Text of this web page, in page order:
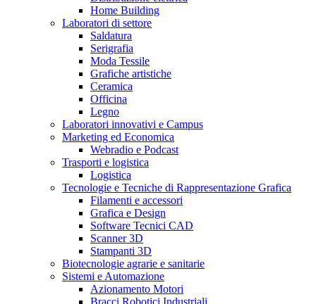
Home Building
Laboratori di settore
Saldatura
Serigrafia
Moda Tessile
Grafiche artistiche
Ceramica
Officina
Legno
Laboratori innovativi e Campus
Marketing ed Economica
Webradio e Podcast
Trasporti e logistica
Logistica
Tecnologie e Tecniche di Rappresentazione Grafica
Filamenti e accessori
Grafica e Design
Software Tecnici CAD
Scanner 3D
Stampanti 3D
Biotecnologie agrarie e sanitarie
Sistemi e Automazione
Azionamento Motori
Bracci Robotici Industriali